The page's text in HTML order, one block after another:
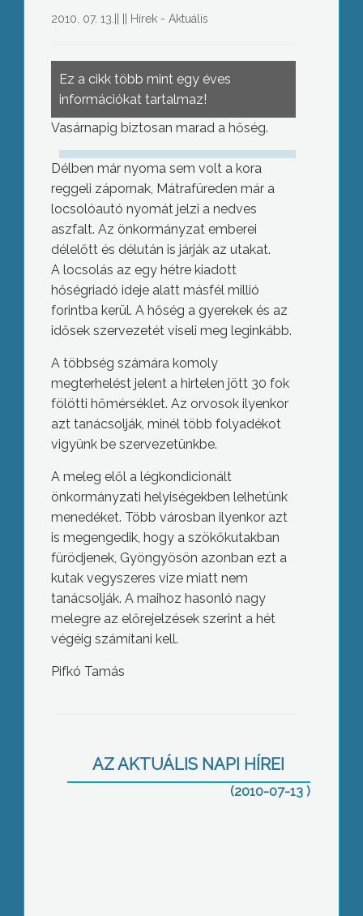
2010. 07. 13. Hírek - Aktuális
Ez a cikk több mint egy éves
információkat tartalmaz!
Vasárnapig biztosan marad a hőség.
Délben már nyoma sem volt a kora
reggeli zápornak, Mátrafüreden már a
locsolóautó nyomát jelzi a nedves
aszfalt. Az önkormányzat emberei
délelőtt és délután is járják az utakat.
A locsolás az egy hétre kiadott
hőségriadó ideje alatt másfél millió
forintba kerül. A hőség a gyerekek és az
idősek szervezetét viseli meg leginkább.
A többség számára komoly
megterhelést jelent a hirtelen jött 30 fok
fölötti hőmérséklet. Az orvosok ilyenkor
azt tanácsolják, minél több folyadékot
vigyünk be szervezetünkbe.
A meleg elől a légkondicionált
önkormányzati helyiségekben lelhetünk
menedéket. Több városban ilyenkor azt
is megengedik, hogy a szökőkutakban
fürödjenek, Gyöngyösön azonban ezt a
kutak vegyszeres vize miatt nem
tanácsolják. A maihoz hasonló nagy
melegre az előrejelzések szerint a hét
végéig számítani kell.
Pifkó Tamás
AZ AKTUÁLIS NAPI HÍREI
(2010-07-13 )